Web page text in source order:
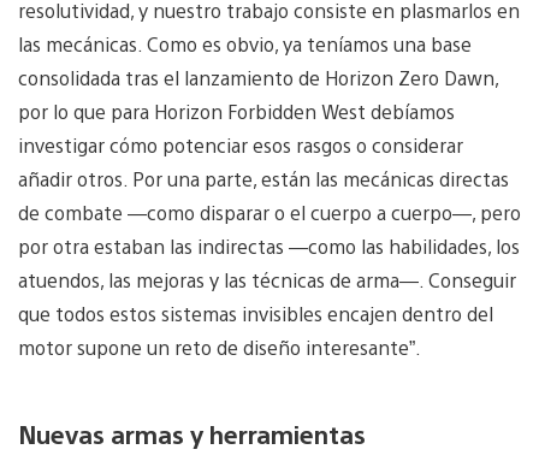
resolutividad, y nuestro trabajo consiste en plasmarlos en
las mecánicas. Como es obvio, ya teníamos una base
consolidada tras el lanzamiento de Horizon Zero Dawn,
por lo que para Horizon Forbidden West debíamos
investigar cómo potenciar esos rasgos o considerar
añadir otros. Por una parte, están las mecánicas directas
de combate —como disparar o el cuerpo a cuerpo—, pero
por otra estaban las indirectas —como las habilidades, los
atuendos, las mejoras y las técnicas de arma—. Conseguir
que todos estos sistemas invisibles encajen dentro del
motor supone un reto de diseño interesante”.
Nuevas armas y herramientas